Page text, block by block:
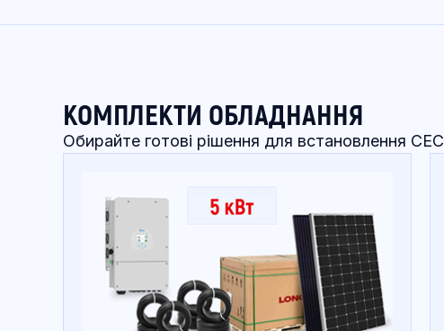
КОМПЛЕКТИ ОБЛАДНАННЯ
Обирайте готові рішення для встановлення СЕС